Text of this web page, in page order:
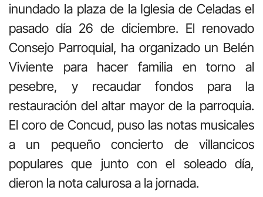
inundado la plaza de la Iglesia de Celadas el
pasado día 26 de diciembre. El renovado
Consejo Parroquial, ha organizado un Belén
Viviente para hacer familia en torno al
pesebre, y recaudar fondos para la
restauración del altar mayor de la parroquia.
El coro de Concud, puso las notas musicales
a un pequeño concierto de villancicos
populares que junto con el soleado día,
dieron la nota calurosa a la jornada.